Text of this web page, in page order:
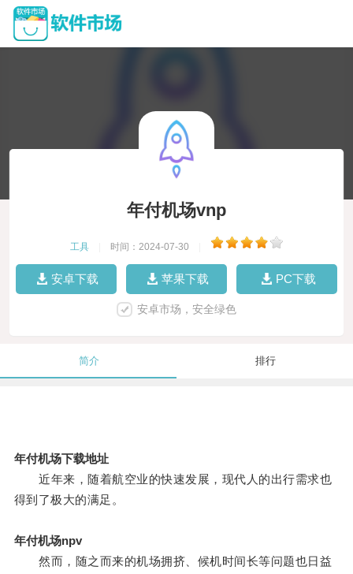
年付机场vnp
工具 时间：2024-07-30
安卓下载 苹果下载 PC下载
安卓市场，安全绿色
简介 排行
年付机场下载地址
近年来，随着航空业的快速发展，现代人的出行需求也
得到了极大的满足。
年付机场npv
然而，随之而来的机场拥挤、候机时间长等问题也日益